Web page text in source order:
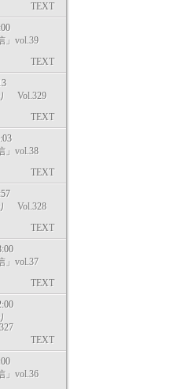
TEXT
」vol.39
TEXT
Vol.329
TEXT
」vol.38
TEXT
Vol.328
TEXT
」vol.37
TEXT
TEXT
」vol.36